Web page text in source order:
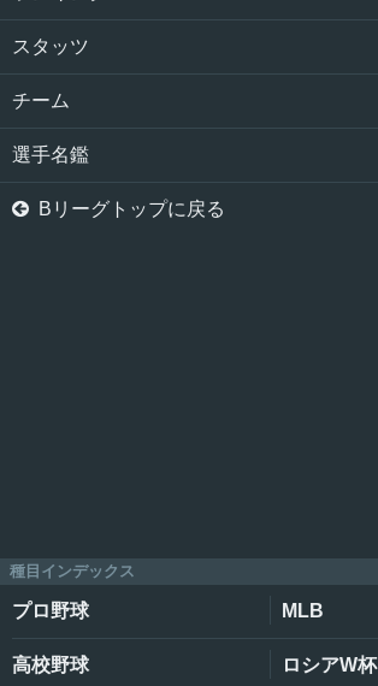
スタッツ
チーム
選手名鑑
 Bリーグトップに戻る
種目インデックス
プロ野球 MLB
高校野球 ロシアW杯